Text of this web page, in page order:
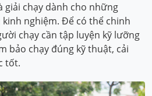
giải chạy dành cho những
nghiệm. Để có thể chinh
chạy cần tập luyện kỹ lưỡng
bảo chạy đúng kỹ thuật, cải
tốt.